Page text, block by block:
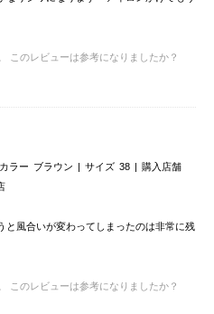
このレビューは参考になりましたか？
カラー ブラウン サイズ 38
購入店舗
と風合いが変わってしまったのは非常に残
このレビューは参考になりましたか？